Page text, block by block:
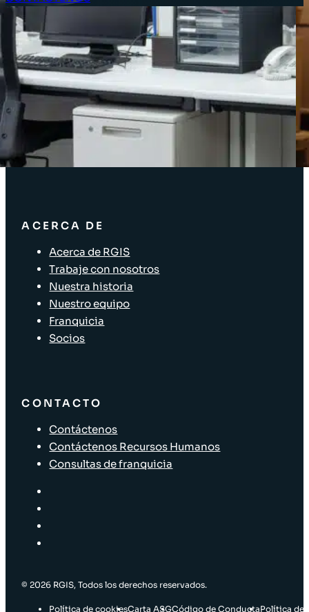
Acceso Clientes
SOLUCIONES
Soluciones de inventario
Soluciones empresariales
Soluciones para la cadena de suministro
Etiquetado de activos
ACERCA DE
Acerca de RGIS
Trabaje con nosotros
Nuestra historia
Nuestro equipo
Franquicia
Socios
CONTACTO
Contáctenos
Contáctenos Recursos Humanos
Consultas de franquicia
© 2026 RGIS, Todos los derechos reservados.
Política de cookiesCarta ASGCódigo de ConductaPolítica de